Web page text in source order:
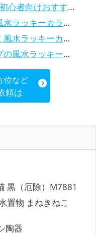
者向けおすすめ本
ラー5選、効果解説
選、効果と活用法を解説
カラー5選、効果解説
位など
頼は
黒（厄除）M7881
置物 まねきねこ
陶器